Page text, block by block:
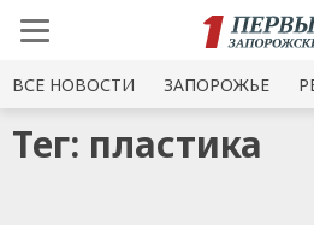
ВСЕ НОВОСТИ ЗАПОРОЖЬЕ
Тег: пластика